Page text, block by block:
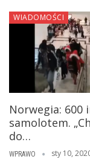
WIADOMOŚCI
Norwegia: 600
samolotem.
do…
WPRAWO sty 10,